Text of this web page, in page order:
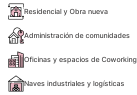
Residencial y Obra nueva
Administración de comunidades
Oficinas y espacios de Coworking
Naves industriales y logísticas